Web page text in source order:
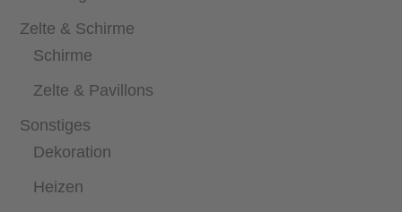
Zelte & Schirme
Schirme
Zelte & Pavillons
Sonstiges
Dekoration
Heizen